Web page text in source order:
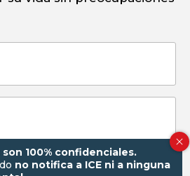
100% confidenciales.
no notifica a ICE ni a ninguna